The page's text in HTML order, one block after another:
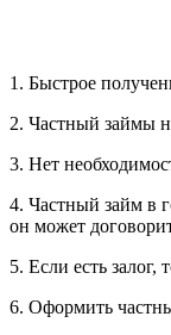
1. Быстрое
2. Частный займы
3. Нет
4. Частный займ в
он может
5. Если есть
6. Оформить